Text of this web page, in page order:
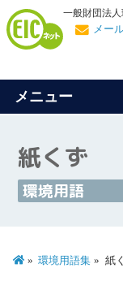
一般財団法
メー
メニュー
紙くず
環境用語
環境用語集 紙